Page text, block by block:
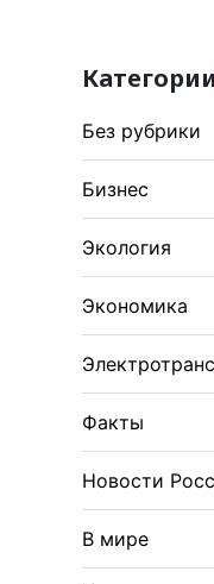
Категории
Без рубрики
Бизнес
Экология
Экономика
Факты
Новости
В мире